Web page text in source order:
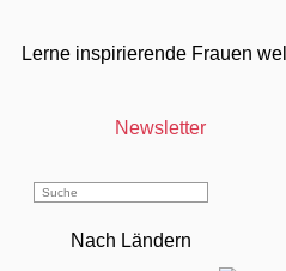
Lerne inspirierende Frauen
Newsletter
Nach Ländern